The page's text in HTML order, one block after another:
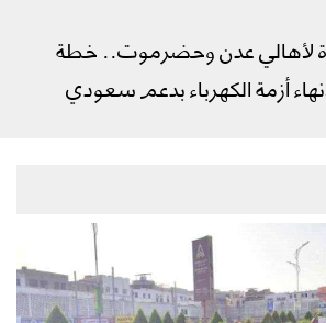
لأهالي عدن وحضرموت.. خطة
أزمة الكهرباء بدعم سعودي